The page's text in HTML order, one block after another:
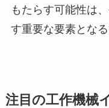
もたらす可能性は
す重要な要素となる
注目の工作機械